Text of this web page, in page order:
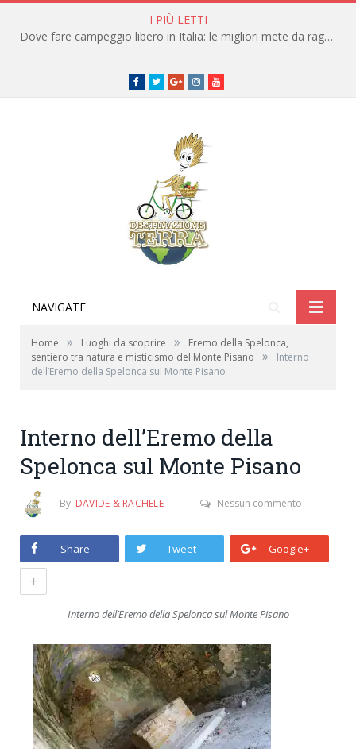
I PIÙ LETTI
Dove fare campeggio libero in Italia: le migliori mete da raggiungere in traghetto
Facebook
TwitterGoogle+instagramyoutube
NAVIGATE
Home » Luoghi da scoprire »
Eremo della Spelonca,
sentiero tra natura e misticismo del Monte Pisano
»
Interno
dell’Eremo della Spelonca sul Monte Pisano
Interno dell’Eremo della
Spelonca sul Monte Pisano
By DAVIDE & RACHELE Nessun commento
Share Tweet Google+
+
Interno dell’Eremo della Spelonca sul Monte Pisano